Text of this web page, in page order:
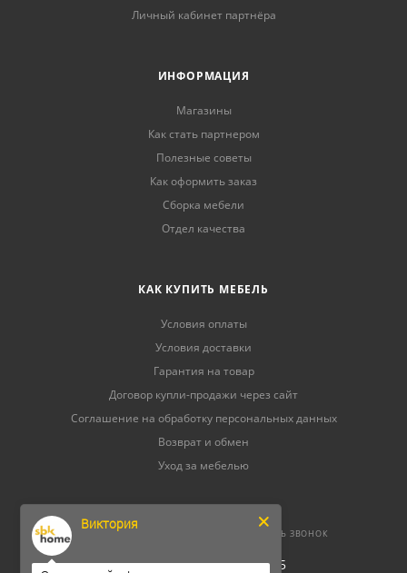
Личный кабинет партнёра
ИНФОРМАЦИЯ
Магазины
Как стать партнером
Полезные советы
Как оформить заказ
Сборка мебели
Отдел качества
КАК КУПИТЬ МЕБЕЛЬ
Условия оплаты
Условия доставки
Гарантия на товар
Договор купли-продажи через сайт
Соглашение на обработку персональных данных
Возврат и обмен
Уход за мебелью
8 (800) 500-52-16 ЗАКАЗАТЬ ЗВОНОК
ОГРНИП 304264520800165
Виктория